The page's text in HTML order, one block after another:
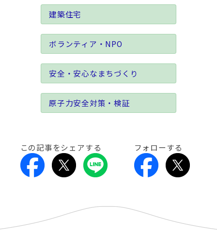
建築住宅
ボランティア・NPO
安全・安心なまちづくり
原子力安全対策・検証
この記事をシェアする フォローする